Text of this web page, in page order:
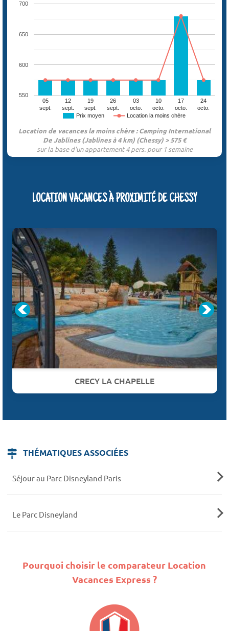
Prix moyen Location la moins chère
05
sept.
12
sept.
19
sept.
26
sept.
03
octo.
10
octo.
17
octo.
24
octo.
550
600
650
700
Location de vacances la moins chère : Camping International
De Jablines (Jablines à 4 km) (Chessy) > 575 €
sur la base d'un appartement 4 pers. pour 1 semaine
LOCATION VACANCES À PROXIMITÉ DE CHESSY
CRECY LA CHAPELLE
THÉMATIQUES ASSOCIÉES
Séjour au Parc Disneyland Paris
Le Parc Disneyland
Pourquoi choisir le comparateur Location
Vacances Express ?